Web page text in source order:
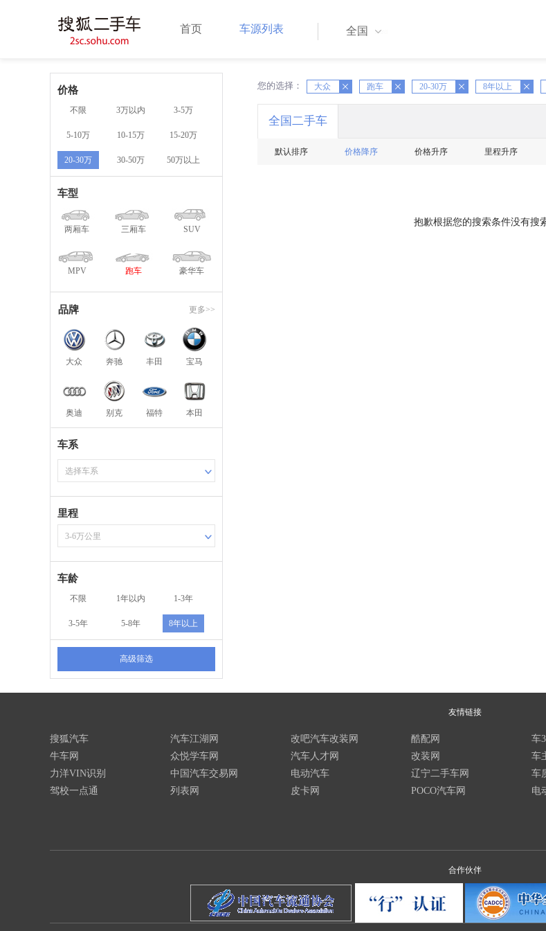
首页 车源列表 全国
价格
不限 3万以内 3-5万
5-10万 10-15万 15-20万
20-30万 30-50万 50万以上
车型
两厢车 三厢车 SUV
MPV 跑车 豪华车
品牌 更多>>
大众 奔驰 丰田 宝马
奥迪 别克 福特 本田
车系
选择车系
里程
3-6万公里
车龄
不限 1年以内 1-3年
3-5年 5-8年 8年以上
高级筛选
您的选择： 大众
X 跑车
X 20-30万
X 8年以上
X
全国二手车
默认排序 价格降序 价格升序 里程升序
抱歉根据您的搜索条件没有搜
友情链接
搜狐汽车
牛车网
力洋VIN识别
驾校一点通
汽车江湖网
众悦学车网
中国汽车交易网
列表网
改吧汽车改装网
汽车人才网
电动汽车
皮卡网
酷配网
改装网
辽宁二手车网
POCO汽车网
车
车
车
电
合作伙伴